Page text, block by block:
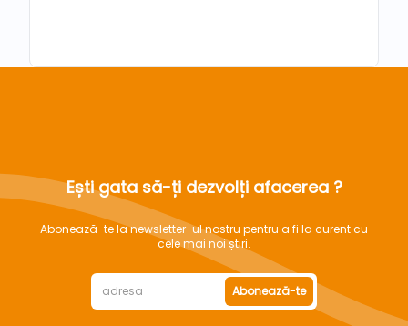
Ești gata să-ți dezvolți afacerea ?
Abonează-te la newsletter-ul nostru pentru a fi la curent cu
cele mai noi știri.
Abonează-te